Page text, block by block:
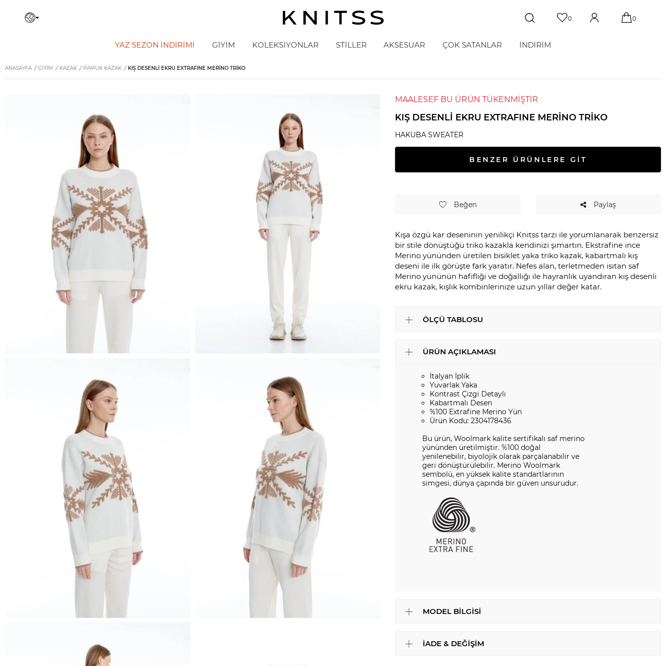
0 0
YAZ SEZON İNDIRIMI GİYİM KOLEKSİYONLAR STİLLER AKSESUAR ÇOK SATANLAR İNDİRİM
ANASAYFA / GİYİM / KAZAK / PAMUK KAZAK / KIŞ DESENLI EKRU EXTRAFINE MERINO TRIKO
MAALESEF BU ÜRÜN TÜKENMİŞTİR
KIŞ DESENLI EKRU EXTRAFINE MERINO TRIKO
HAKUBA SWEATER
BENZER ÜRÜNLERE GİT
Beğen Paylaş
Kışa özgü kar deseninin yenilikçi Knitss tarzı ile yorumlanarak benzersiz
bir stile dönüştüğü triko kazakla kendinizi şımartın. Ekstrafine ince
Merino yününden üretilen bisiklet yaka triko kazak, kabartmalı kış
deseni ile ilk görüşte fark yaratır. Nefes alan, terletmeden ısıtan saf
Merino yününün hafifliği ve doğallığı ile hayranlık uyandıran kış desenli
ekru kazak, kışlık kombinlerinize uzun yıllar değer katar.
ÖLÇÜ TABLOSU
ÜRÜN AÇIKLAMASI
İtalyan İplik
Yuvarlak Yaka
Kontrast Çizgi Detaylı
Kabartmalı Desen
%100 Extrafine Merino Yün
Ürün Kodu: 2304178436
Bu ürün, Woolmark kalite sertifikalı saf merino
yününden üretilmiştir. %100 doğal
yenilenebilir, biyolojik olarak parçalanabilir ve
geri dönüştürülebilir. Merino Woolmark
sembolü, en yüksek kalite standartlarının
simgesi, dünya çapında bir güven unsurudur.
MODEL BILGISI
İADE & DEĞIŞIM